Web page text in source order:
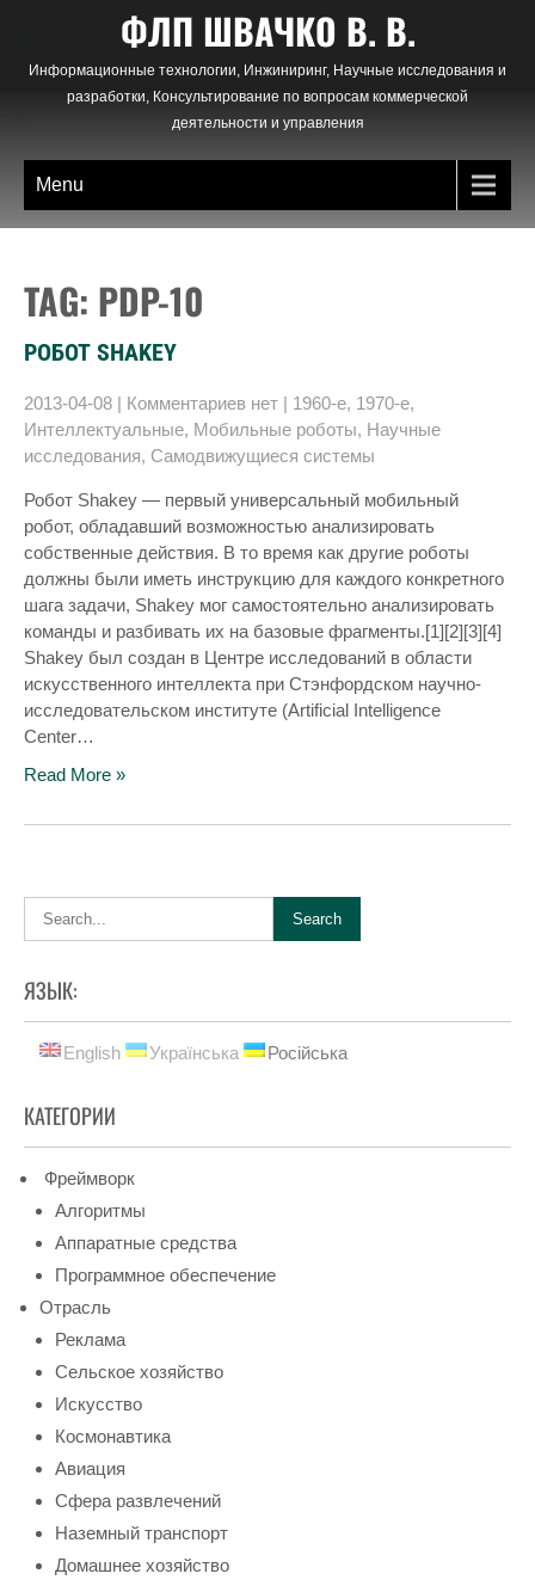
content
ФЛП ШВАЧКО В. В.
Информационные технологии, Инжиниринг, Научные исследования и
разработки, Консультирование по вопросам коммерческой
деятельности и управления
Menu
TAG: PDP-10
РОБОТ SHAKEY
2013-04-08 | Комментариев нет | 1960-е, 1970-е,
Интеллектуальные, Мобильные роботы, Научные
исследования, Самодвижущиеся системы
Робот Shakey — первый универсальный мобильный
робот, обладавший возможностью анализировать
собственные действия. В то время как другие роботы
должны были иметь инструкцию для каждого конкретного
шага задачи, Shakey мог самостоятельно анализировать
команды и разбивать их на базовые фрагменты.[1][2][3][4]
Shakey был создан в Центре исследований в области
искусственного интеллекта при Стэнфордском научно-
исследовательском институте (Artificial Intelligence
Center…
Read More »
ЯЗЫК:
English Українська Російська
КАТЕГОРИИ
Фреймворк
Алгоритмы
Аппаратные средства
Программное обеспечение
Отрасль
Реклама
Сельское хозяйство
Искусство
Космонавтика
Авиация
Сфера развлечений
Наземный транспорт
Домашнее хозяйство